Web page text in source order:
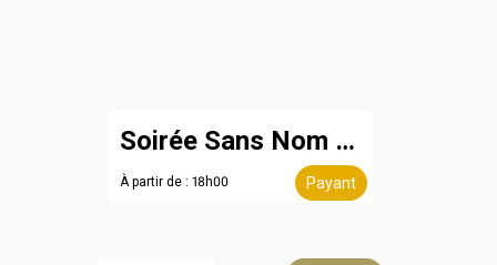
Soirée Sans Nom - 8 août
À partir de : 18h00 Payant